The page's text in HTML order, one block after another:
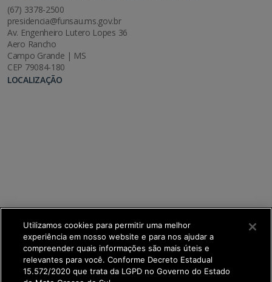
(67) 3378-2500
presidencia@funsau.ms.gov.br
Av. Engenheiro Lutero Lopes 36
Aero Rancho
Campo Grande | MS
CEP 79084-180
LOCALIZAÇÃO
Utilizamos cookies para permitir uma melhor
experiência em nosso website e para nos ajudar a
compreender quais informações são mais úteis e
relevantes para você. Conforme Decreto Estadual
15.572/2020 que trata da LGPD no Governo do Estado